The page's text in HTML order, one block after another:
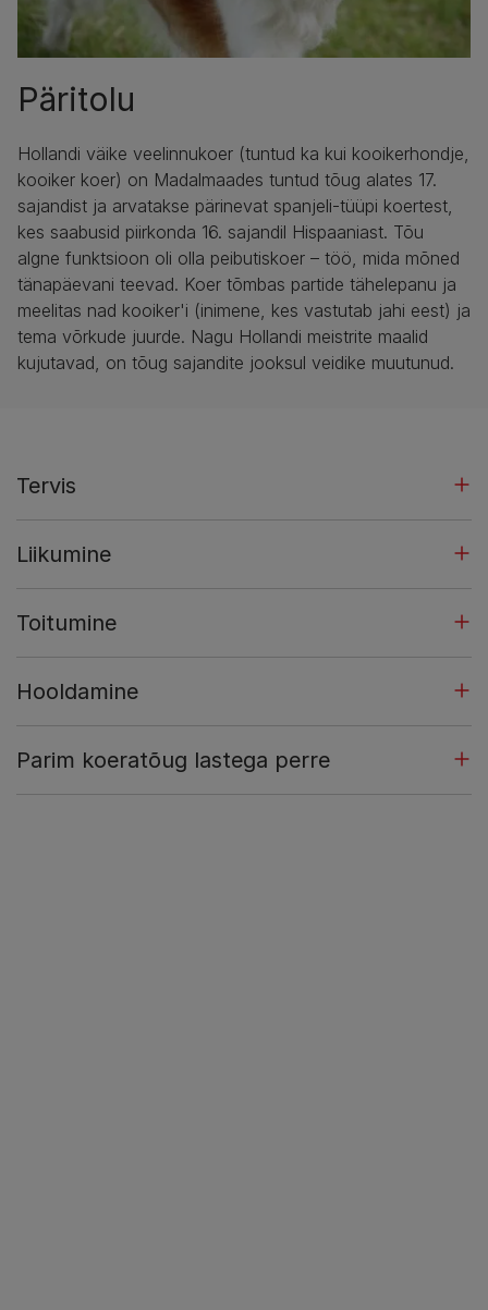
Päritolu
Hollandi väike veelinnukoer (tuntud ka kui kooikerhondje,
kooiker koer) on Madalmaades tuntud tõug alates 17.
sajandist ja arvatakse pärinevat spanjeli-tüüpi koertest,
kes saabusid piirkonda 16. sajandil Hispaaniast. Tõu
algne funktsioon oli olla peibutiskoer – töö, mida mõned
tänapäevani teevad. Koer tõmbas partide tähelepanu ja
meelitas nad kooiker'i (inimene, kes vastutab jahi eest) ja
tema võrkude juurde. Nagu Hollandi meistrite maalid
kujutavad, on tõug sajandite jooksul veidike muutunud.
Tervis
Liikumine
Toitumine
Hooldamine
Parim koeratõug lastega perre